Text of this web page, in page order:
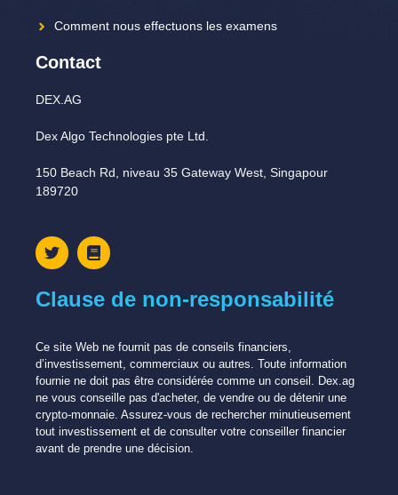
Comment nous effectuons les examens
Contact
DEX.AG
Dex Algo Technologies pte Ltd.
150 Beach Rd, niveau 35 Gateway West, Singapour
189720
Clause de non-responsabilité
Ce site Web ne fournit pas de conseils financiers,
d’investissement, commerciaux ou autres. Toute information
fournie ne doit pas être considérée comme un conseil. Dex.ag
ne vous conseille pas d'acheter, de vendre ou de détenir une
crypto-monnaie. Assurez-vous de rechercher minutieusement
tout investissement et de consulter votre conseiller financier
avant de prendre une décision.